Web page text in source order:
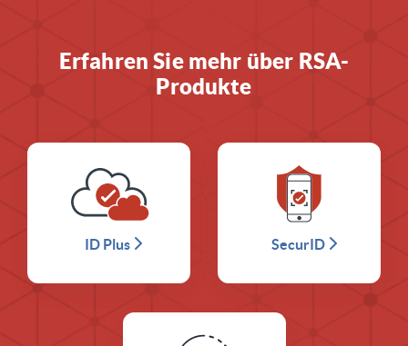
Erfahren Sie mehr über RSA-
Produkte
ID Plus SecurID